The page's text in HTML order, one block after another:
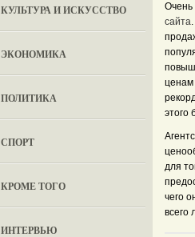
КУЛЬТУРА И ИСКУССТВО
ЭКОНОМИКА
ПОЛИТИКА
СПОРТ
КРОМЕ ТОГО
ИНТЕРВЬЮ
Очень
сайта
ценам
этого
для
чего
всего